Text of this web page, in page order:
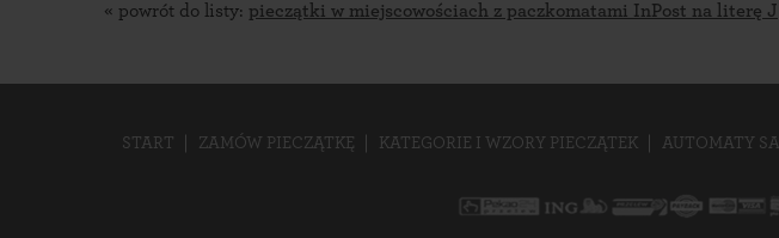
« powrót do listy: pieczątki w miejscowościach z paczkomatami InPost na literę J
START ZAMÓW PIECZĄTKĘ KATEGORIE I WZORY PIECZĄTEK AUTOMATY